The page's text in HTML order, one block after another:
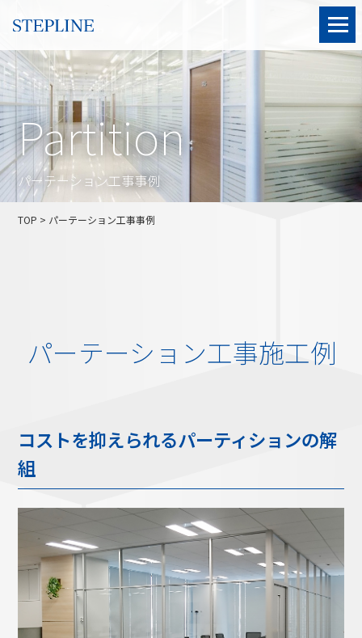
Partition
パーテーション工事事例
TOP > パーテーション工事事例
パーテーション工事施工例
コストを抑えられるパーティションの解
組